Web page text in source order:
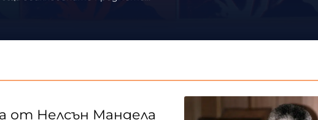
от Нелсън Мандела